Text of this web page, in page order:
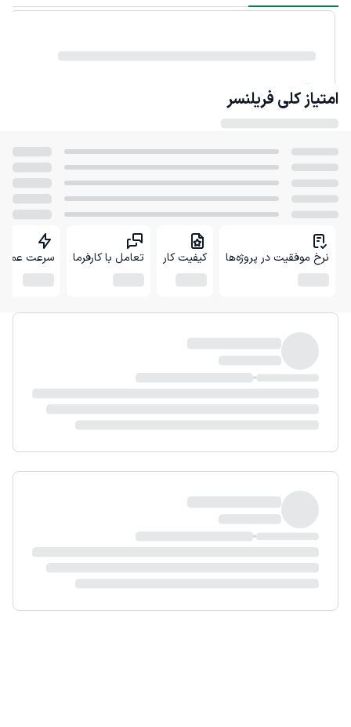
امتیاز کلی فریلنسر
نرخ موفقیت در پروژه‌ها کیفیت کار تعامل با کارفرما سرعت عمل